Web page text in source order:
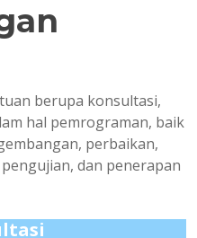
berupa konsultasi,
hal pemrograman, baik
perbaikan,
dan penerapan